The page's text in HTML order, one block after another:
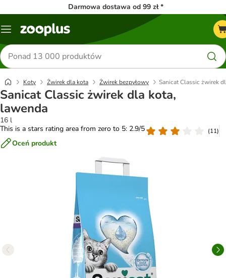
Darmowa dostawa od 99 zł *
Menu
Szukaj
produktów
Koty Żwirek dla kota Żwirek bezpyłowy Sanicat Classic żwirek
Sanicat Classic żwirek dla kota,
lawenda
16 l
This is a stars rating area from zero to 5: 2.9/5
(11)
Oceń produkt